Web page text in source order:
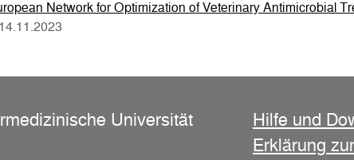
Network for Optimization of Veterinary Antimicrobial
Universität
Hilfe und
Erklärung